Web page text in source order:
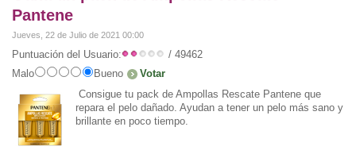
Pantene
Jueves, 22 de Julio de 2021 00:00
Puntuación del Usuario:
/ 49462
Malo
Bueno
Consigue tu pack de Ampollas Rescate Pantene que
repara el pelo dañado. Ayudan a tener un pelo más sano y
brillante en poco tiempo.